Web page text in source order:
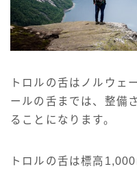
トロルの舌はノルウェ
ールの舌までは、整備
ることになります。
トロルの舌は標高